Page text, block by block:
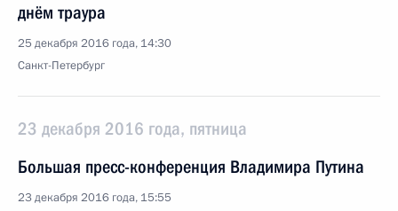
днём траура
25 декабря 2016 года, 14:30
Санкт-Петербург
23 декабря 2016 года, пятница
Большая пресс-конференция Владимира Путина
23 декабря 2016 года, 15:55